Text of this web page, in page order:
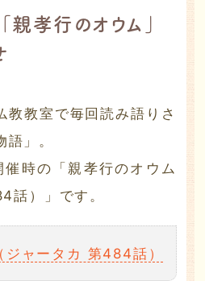
親孝行のオウム」
教教室で毎回読み語りさ
」。
時の「親孝行のオウム
話）」です。
ジャータカ 第484話）